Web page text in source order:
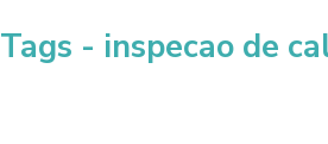
Tags - inspecao de